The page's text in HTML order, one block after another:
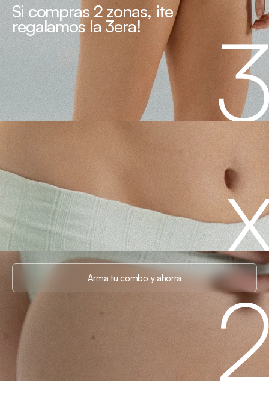
Si compras 2 zonas, ¡te
regalamos la 3era!
Arma tu combo y ahorra